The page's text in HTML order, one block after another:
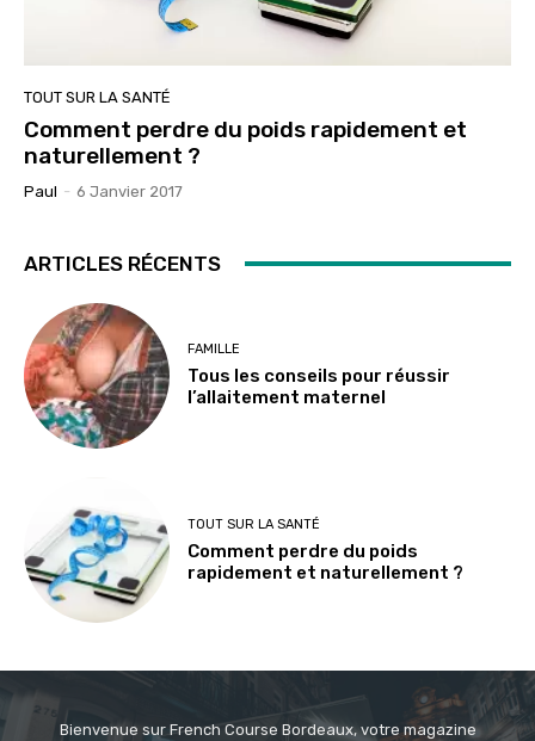
TOUT SUR LA SANTÉ
Comment perdre du poids rapidement et
naturellement ?
Paul - 6 Janvier 2017
ARTICLES RÉCENTS
FAMILLE
Tous les conseils pour réussir
l’allaitement maternel
TOUT SUR LA SANTÉ
Comment perdre du poids
rapidement et naturellement ?
Bienvenue sur French Course Bordeaux, votre magazine